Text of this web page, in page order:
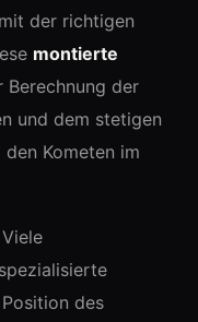
der richtigen
montierte
der
und dem stetigen
den Kometen im
Viele
des